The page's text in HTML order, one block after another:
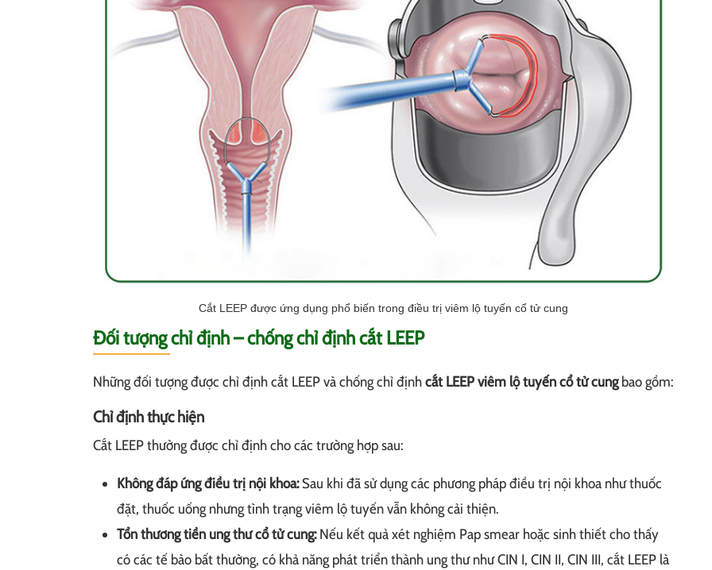
Cắt LEEP được ứng dụng phổ biến trong điều trị viêm lộ tuyến cổ tử cung
Đối tượng chỉ định – chống chỉ định cắt LEEP
Những đối tượng được chỉ định cắt LEEP và chống chỉ địnhcắt LEEP viêm lộ tuyến cổ tử cungbao gồm:
Chỉ định thực hiện
Cắt LEEP thường được chỉ định cho các trường hợp sau:
Không đáp ứng điều trị nội khoa:Sau khi đã sử dụng các phương pháp điều trị nội khoa như thuốc
đặt, thuốc uống nhưng tình trạng viêm lộ tuyến vẫn không cải thiện.
Tổn thương tiền ung thư cổ tử cung:Nếu kết quả xét nghiệm Pap smear hoặc sinh thiết cho thấy
có các tế bào bất thường, có khả năng phát triển thành ung thư như CIN I, CIN II, CIN III, cắt LEEP là